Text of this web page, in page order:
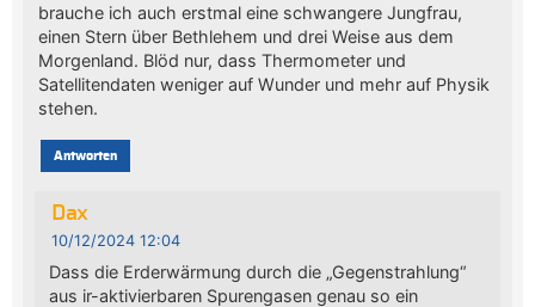
brauche ich auch erstmal eine schwangere Jungfrau,
einen Stern über Bethlehem und drei Weise aus dem
Morgenland. Blöd nur, dass Thermometer und
Satellitendaten weniger auf Wunder und mehr auf Physik
stehen.
Antworten
Dax
10/12/2024 12:04
Dass die Erderwärmung durch die „Gegenstrahlung“
aus ir-aktivierbaren Spurengasen genau so ein